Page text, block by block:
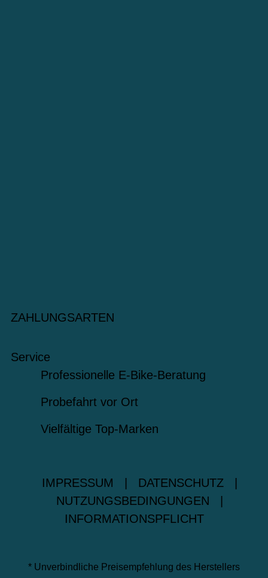
ZAHLUNGSARTEN
Service
Professionelle E-Bike-Beratung
Probefahrt vor Ort
Vielfältige Top-Marken
IMPRESSUM DATENSCHUTZ
NUTZUNGSBEDINGUNGEN
INFORMATIONSPFLICHT
* Unverbindliche Preisempfehlung des Herstellers